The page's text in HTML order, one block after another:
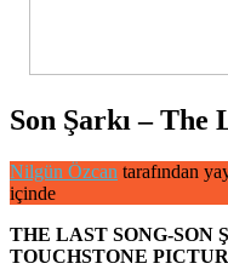
Son Şarkı – The
Nilgün Özcan tarafından
içinde
THE LAST SONG-SON
TOUCHSTONE